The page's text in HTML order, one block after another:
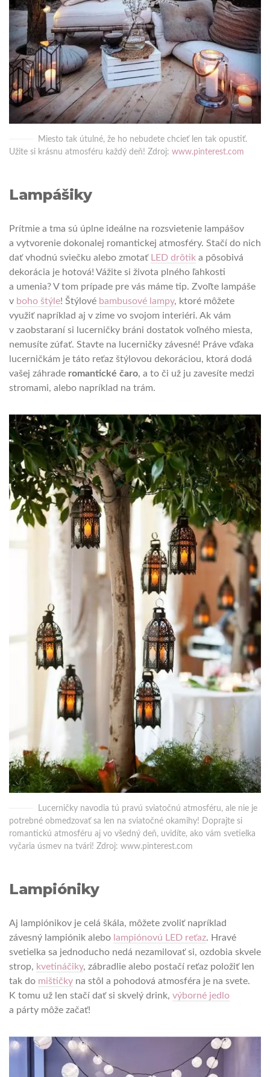
Miesto tak útulné, že ho nebudete chcieť len tak opustiť.
Užite si krásnu atmosféru každý deň! Zdroj: www.pinterest.com
Lampášiky
Prítmie a tma sú úplne ideálne na rozsvietenie lampášov
a vytvorenie dokonalej romantickej atmosféry. Stačí do nich
dať vhodnú sviečku alebo zmotať LED drôtik a pôsobivá
dekorácia je hotová! Vážite si života plného ľahkosti
a umenia? V tom prípade pre vás máme tip. Zvoľte lampáše
v boho štýle! Štýlové bambusové lampy, ktoré môžete
využiť napríklad aj v zime vo svojom interiéri. Ak vám
v zaobstaraní si lucerničky bráni dostatok voľného miesta,
nemusíte zúfať. Stavte na lucerničky závesné! Práve vďaka
lucerničkám je táto reťaz štýlovou dekoráciou, ktorá dodá
vašej záhrade romantické čaro, a to či už ju zavesíte medzi
stromami, alebo napríklad na trám.
Lucerničky navodia tú pravú sviatočnú atmosféru, ale nie je
potrebné obmedzovať sa len na sviatočné okamihy! Doprajte si
romantickú atmosféru aj vo všedný deň, uvidíte, ako vám svetielka
vyčaria úsmev na tvári! Zdroj: www.pinterest.com
Lampióniky
Aj lampiónikov je celá škála, môžete zvoliť napríklad
závesný lampiónik alebo lampiónovú LED reťaz. Hravé
svetielka sa jednoducho nedá nezamilovať si, ozdobia skvele
strop, kvetináčiky, zábradlie alebo postačí reťaz položiť len
tak do mištičky na stôl a pohodová atmosféra je na svete.
K tomu už len stačí dať si skvelý drink, výborné jedlo
a párty môže začať!